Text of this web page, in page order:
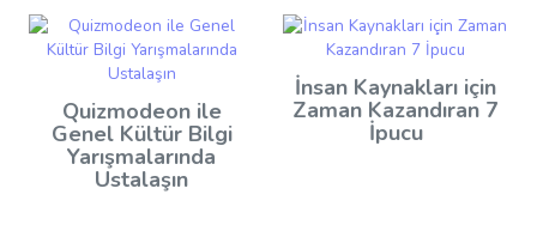
Quizmodeon ile
Genel Kültür Bilgi
Yarışmalarında
Ustalaşın
İnsan Kaynakları için
Zaman Kazandıran 7
İpucu